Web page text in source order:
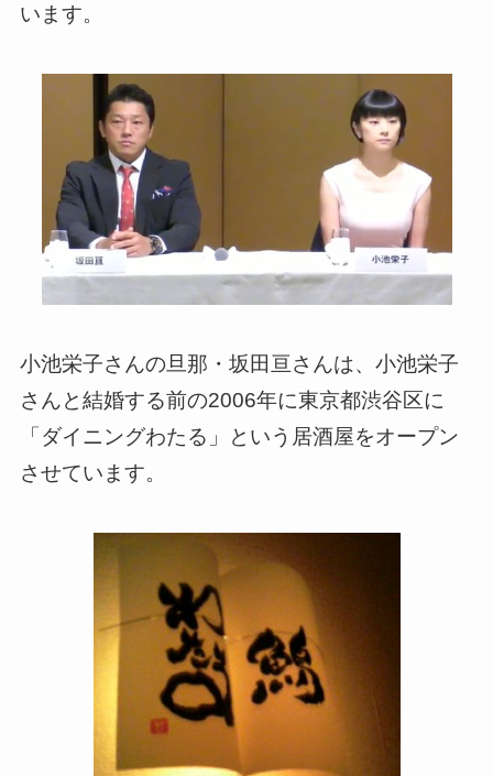
います。
小池栄子さんの旦那・坂田亘さんは、小池栄子
さんと結婚する前の2006年に東京都渋谷区に
「ダイニングわたる」という居酒屋をオープン
させています。